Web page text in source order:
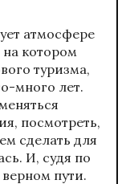
атмосфере
котором
туризма,
много лет.
посмотреть,
сделать для
И, судя по
пути.